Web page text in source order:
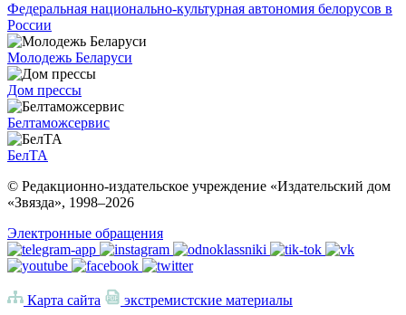
Федеральная национально-культурная автономия белорусов в
России
Молодежь Беларуси
Дом прессы
Белтаможсервис
БелТА
© Редакционно-издательское учреждение «Издательский дом
«Звязда», 1998–2026
Электронные обращения
Карта сайта экстремистские материалы